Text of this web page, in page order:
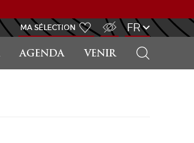
AGENDA VENIR
MA SÉLECTION FR